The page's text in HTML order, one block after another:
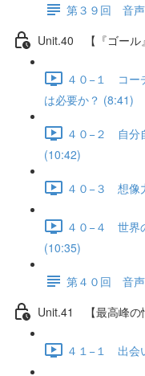
第３９回 音声
Unit.40 【『ゴール
４０−１ コー
は必要か？ (8:41)
４０−２ 自分
(10:42)
４０−３ 想像
４０−４ 世界
(10:35)
第４０回 音声
Unit.41 【最高峰の
４１−１ 出会